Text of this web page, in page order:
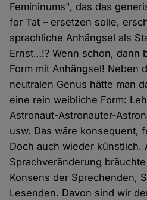
Femininums", das das
for Tat – ersetzen solle,
sprachliche Anhängsel als
Ernst…!? Wenn schon, dann
Form mit Anhängsel! Neben
neutralen Genus hätte man
eine rein weibliche Form:
Astronaut-Astronauter-
usw. Das wäre konsequent,
Doch auch wieder künstlich.
Sprachveränderung
Konsens der Sprechenden,
Lesenden. Davon sind wir